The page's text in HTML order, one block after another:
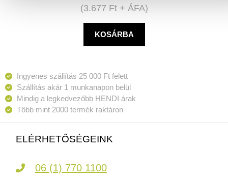
(3.677 Ft+ ÁFA)
KOSÁRBA
Ingyenes szállítás 25 000 Ft felett
Szállítás akár 1 munkanapon belül
Mindig a legkedvezőbb HENDI árak
Több mint 2000 termék raktáron
ELÉRHETŐSÉGEINK
06 (1) 770 1100